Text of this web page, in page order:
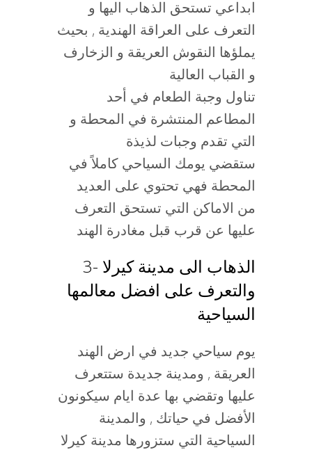
ابداعي تستحق الذهاب اليها و
التعرف على العراقة الهندية , بحيث
يملؤها النقوش العريقة و الزخارف
و القباب العالية
تناول وجبة الطعام في أحد
المطاعم المنتشرة في المحطة و
التي تقدم وجبات لذيذة
ستقضي يومك السياحي كاملاً في
المحطة فهي تحتوي على العديد
من الاماكن التي تستحق التعرف
عليها عن قرب قبل مغادرة الهند
3- الذهاب الى مدينة كيرلا
والتعرف على افضل معالمها
السياحية
يوم سياحي جديد في ارض الهند
العريقة , ومدينة جديدة ستتعرف
عليها وتقضي بها عدة ايام سيكونون
الأفضل في حياتك , والمدينة
السياحية التي ستزورها مدينة كيرلا